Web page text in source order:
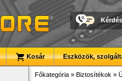
Kosár Eszközök,
Főkategória » Biztosítékok »